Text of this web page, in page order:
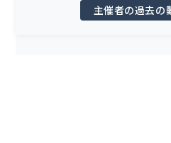
主催者の過去の